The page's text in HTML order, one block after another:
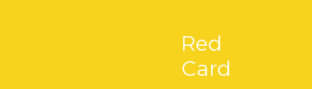
Red
Card